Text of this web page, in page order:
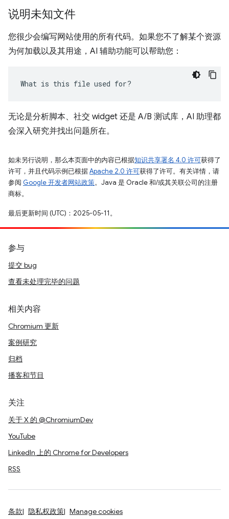
说明未知文件
您很少会编写网站使用的所有代码。如果您不了解某个资源
为何加载以及其用途，AI 辅助功能可以帮助您：
What is this file used for?
无论是分析脚本、社交 widget 还是 A/B 测试库，AI 助理都
会深入研究并找出问题所在。
如未另行说明，那么本页面中的内容已根据知识共享署名 4.0 许可获得了
许可，并且代码示例已根据Apache 2.0 许可获得了许可。有关详情，请
参阅 Google 开发者网站政策。Java 是 Oracle 和/或其关联公司的注册
商标。
最后更新时间 (UTC)：2025-05-11。
参与
提交 bug
查看未处理完毕的问题
相关内容
Chromium 更新
案例研究
归档
播客和节目
关注
关于 X 的 @ChromiumDev
YouTube
LinkedIn 上的 Chrome for Developers
RSS
条款 隐私权政策 Manage cookies